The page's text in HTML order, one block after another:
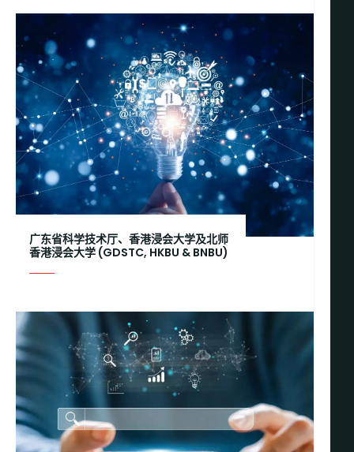
广东省科学技术厅、香港浸会大学及北师
香港浸会大学 (GDSTC, HKBU & BNBU)